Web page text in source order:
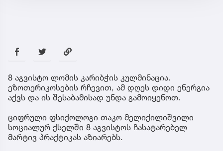
8 აგვისტო ლომის კარიბჭის კულმინაცია.
ეზოთერიკოსების რჩევით, ამ დღეს დიდი ენერგია
აქვს და ის შესაბამისად უნდა გამოიყენოთ.
ციფრული ფსიქოლოგი თაკო მელიქილიშვილი
სოციალურ ქსელში 8 აგვისტოს ჩასატარებელ
მარტივ პრაქტიკას აზიარებს.